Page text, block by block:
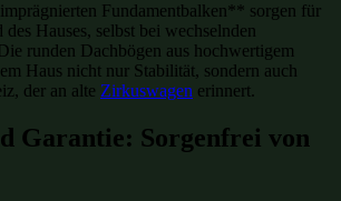
Fundamentbalken** sorgen für
Hauses, selbst bei wechselnden
runden Dachbögen aus hochwertigem
Haus nicht nur Stabilität, sondern auch
der an alte Zirkuswagen erinnert.
Garantie: Sorgenfrei von